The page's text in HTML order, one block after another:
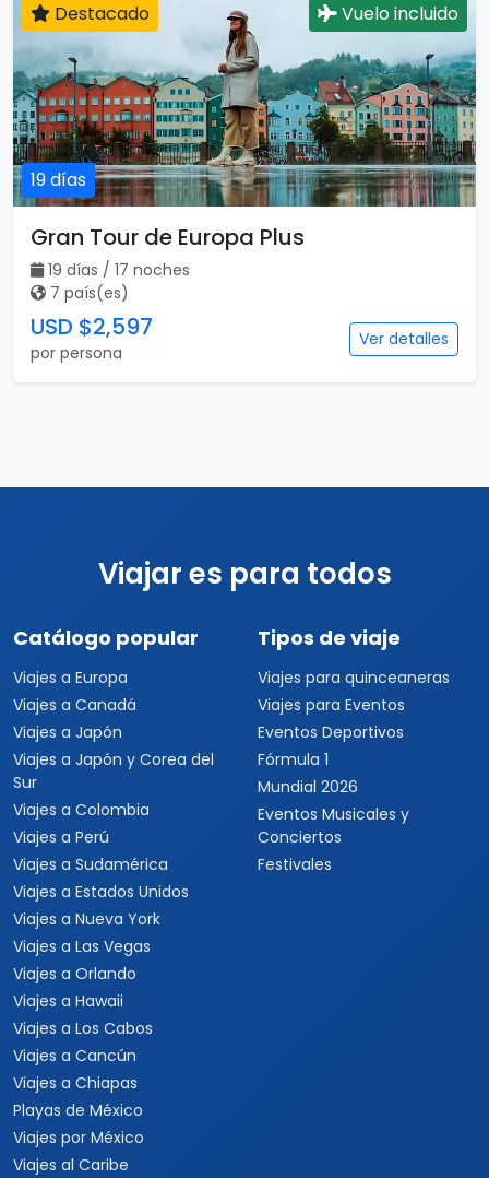
19 días
Destacado Vuelo incluido
Gran Tour de Europa Plus
19 días / 17 noches
7 país(es)
USD $2,597
por persona
Ver detalles
Viajar es para todos
Catálogo popular
Viajes a Europa
Viajes a Canadá
Viajes a Japón
Viajes a Japón y Corea del
Sur
Viajes a Colombia
Viajes a Perú
Viajes a Sudamérica
Viajes a Estados Unidos
Viajes a Nueva York
Viajes a Las Vegas
Viajes a Orlando
Viajes a Hawaii
Viajes a Los Cabos
Viajes a Cancún
Viajes a Chiapas
Playas de México
Viajes por México
Viajes al Caribe
Tipos de viaje
Viajes para quinceaneras
Viajes para Eventos
Eventos Deportivos
Fórmula 1
Mundial 2026
Eventos Musicales y
Conciertos
Festivales